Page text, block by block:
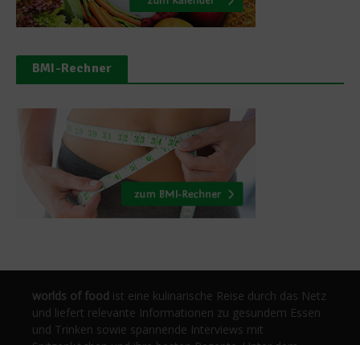
BMI-Rechner
worlds of food ist eine kulinarische Reise durch das Netz
und liefert relevante Informationen zu gesundem Essen
und Trinken sowie spannende Interviews mit